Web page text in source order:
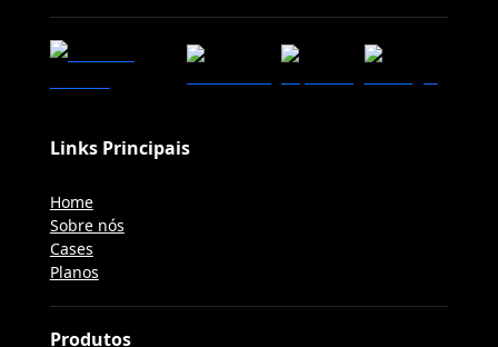
Links Principais
Home
Sobre nós
Cases
Planos
Produtos